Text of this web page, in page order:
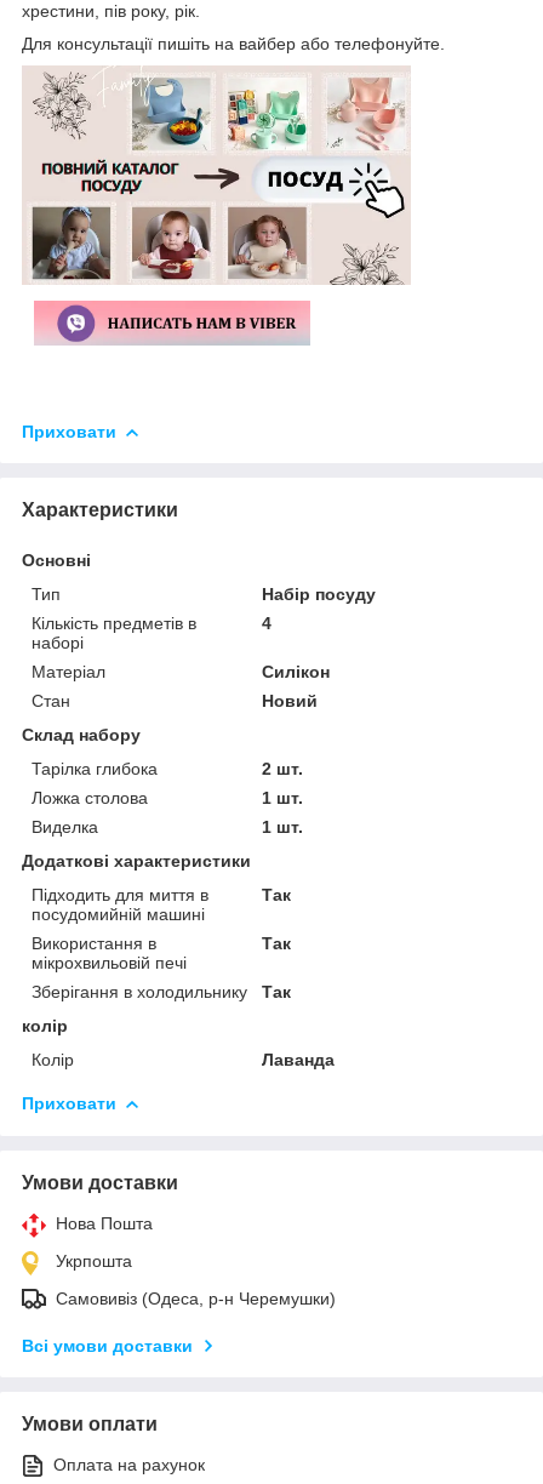
хрестини, пів року, рік.
Для консультації пишіть на вайбер або телефонуйте.
Приховати
Характеристики
Основні
Тип
Набір посуду
Кількість предметів в
наборі
4
Матеріал
Силікон
Стан
Новий
Склад набору
Тарілка глибока
2 шт.
Ложка столова
1 шт.
Виделка
1 шт.
Додаткові характеристики
Підходить для миття в
посудомийній машині
Так
Використання в
мікрохвильовій печі
Так
Зберігання в холодильнику
Так
колір
Колір
Лаванда
Приховати
Умови доставки
Нова Пошта
Укрпошта
Самовивіз (Одеса, р-н Черемушки)
Всі умови доставки
Умови оплати
Оплата на рахунок